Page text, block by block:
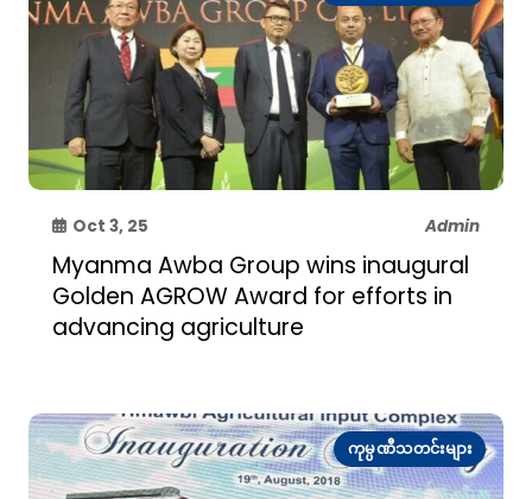
Oct 3, 25 Admin
Myanma Awba Group wins inaugural
Golden AGROW Award for efforts in
advancing agriculture
ကုမ္ပဏီသတင်းများ